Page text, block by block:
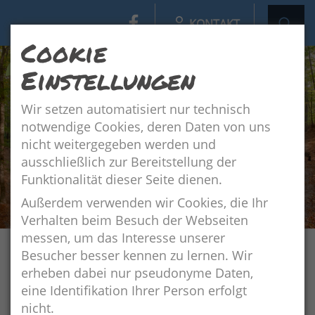
KONTAKT
Navigation
Der Naturpark Weserbergland
Aufgaben und Ziele
Cookie
Einstellungen
Wir setzen automatisiert nur technisch
notwendige Cookies, deren Daten von uns
nicht weitergegeben werden und
ausschließlich zur Bereitstellung der
Funktionalität dieser Seite dienen.
Außerdem verwenden wir Cookies, die Ihr
Verhalten beim Besuch der Webseiten
messen, um das Interesse unserer
Besucher besser kennen zu lernen. Wir
erheben dabei nur pseudonyme Daten,
eine Identifikation Ihrer Person erfolgt
nicht.